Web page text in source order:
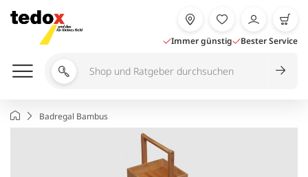
Inhalt
springen
Immer günstig Bester Service
Shop
durchsuchen
StartseiteBadregal Bambus